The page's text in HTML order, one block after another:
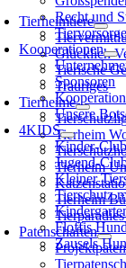
Recht und
Tiervorsorge
Kooperationen
Sponsoren
Unsere
4KIDS
Kinder-
Jugend-
Kleiner
Tierschutz
Floffis
Zausels
Tierheimtiere
Glücklich
Tierische
Trauriges
Tierheime
Tierheim
Tierheim
Tierheim
Patenschaften